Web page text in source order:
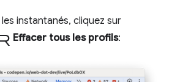
instantanés, cliquez sur
Effacer tous les profils: